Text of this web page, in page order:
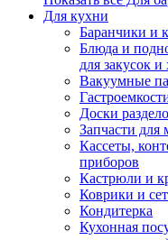
Для кухни
Баранчики и
Блюда и
для закусок и
Вакуумные
Доски
Запчасти для
Кассеты,
приборов
Кастрюли и
Коврики и
Кондитерка
Кухонная